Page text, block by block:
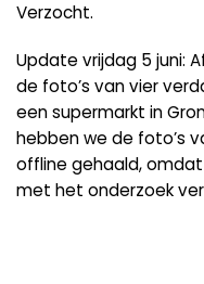
Verzocht.
Update vrijdag 5 juni:
de foto’s van vier
een supermarkt in
hebben we de foto’s
offline gehaald,
met het onderzoek